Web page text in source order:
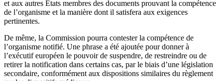
et aux autres États membres des documents prouvant la compétence
de l’organisme et la manière dont il satisfera aux exigences
pertinentes.
De même, la Commission pourra contester la compétence de
l’organisme notifié. Une phrase a été ajoutée pour donner à
l’exécutif européen le pouvoir de suspendre, de restreindre ou de
retirer la notification dans certains cas, par le biais d’une législation
secondaire, conformément aux dispositions similaires du règlement